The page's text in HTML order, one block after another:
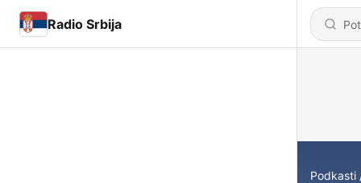
Radio Srbija
Podkasti